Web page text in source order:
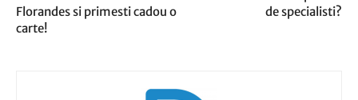
Florandes si primesti cadou o
carte!
de specialisti?